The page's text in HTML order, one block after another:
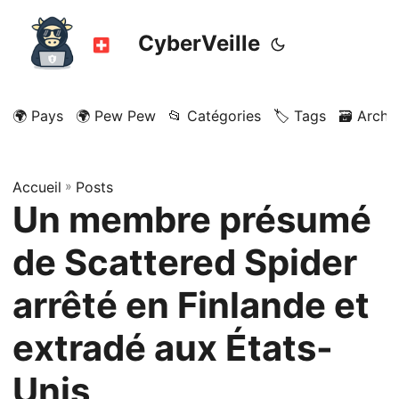
CyberVeille
🌍 Pays 🌍 Pew Pew 📂 Catégories 🏷️ Tags 🗃️
Accueil » Posts
Un membre présumé
de Scattered Spider
arrêté en Finlande et
extradé aux États-